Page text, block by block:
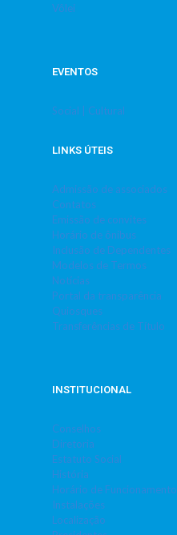
Vôlei
EVENTOS
Social | Cultural
LINKS ÚTEIS
Admissão de associados
Contatos
Emissão de convites
Horário de ônibus
Inclusão de Dependentes
Modelos de Termos
Notícias
Portal da transparência
Quiosques
Transferências de Título
INSTITUCIONAL
Conselhos
Diretoria
Estatuto Social
História
Horário de Funcionamento
Instalações
Localização